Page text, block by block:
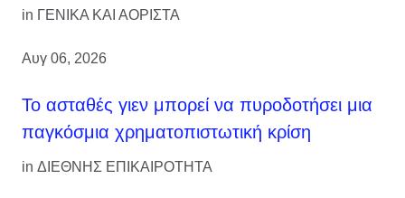
in ΓΕΝΙΚΑ ΚΑΙ ΑΟΡΙΣΤΑ
Αυγ 06, 2026
Το ασταθές γιεν μπορεί να πυροδοτήσει μια
παγκόσμια χρηματοπιστωτική κρίση
in ΔΙΕΘΝΗΣ ΕΠΙΚΑΙΡΟΤΗΤΑ